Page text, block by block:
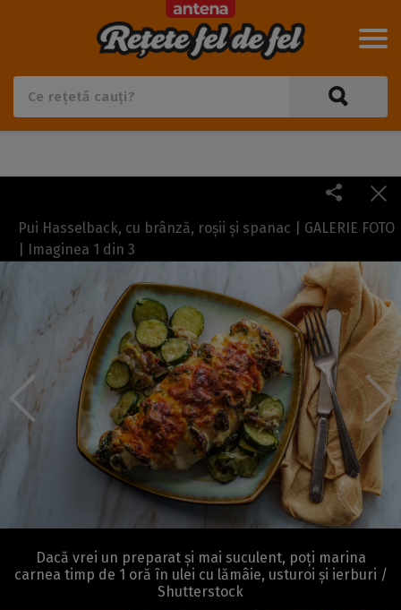
Pui Hasselback, cu brânză, roșii și spanac | GALERIE FOTO
| Imaginea 1 din 3
Dacă vrei un preparat și mai suculent, poți marina
carnea timp de 1 oră în ulei cu lămâie, usturoi și ierburi /
Shutterstock